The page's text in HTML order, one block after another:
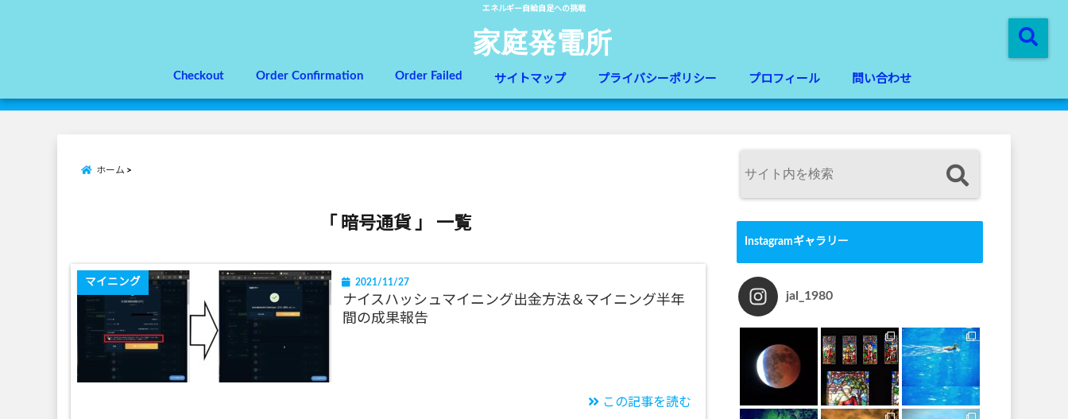
エネルギー自給自足への挑戦
家庭発電所
Checkout Order Confirmation Order Failed サイトマップ プライバシーポリシー プロフィール 問い合わせ
ホーム
「 暗号通貨 」 一覧
マイニング 2021/11/27
ナイスハッシュマイニング出金方法＆マイニング半年
間の成果報告
この記事を読む
Instagramギャラリー
jal_1980